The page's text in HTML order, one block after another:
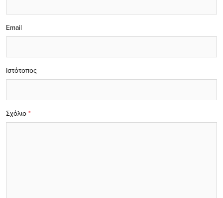
Σχόλιο *
Email
Ιστότοπος